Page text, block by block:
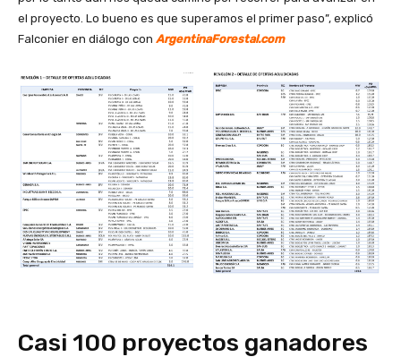
el proyecto. Lo bueno es que superamos el primer paso”, explicó
Falconier en diálogo con ArgentinaForestal.com
Casi 100 proyectos ganadores